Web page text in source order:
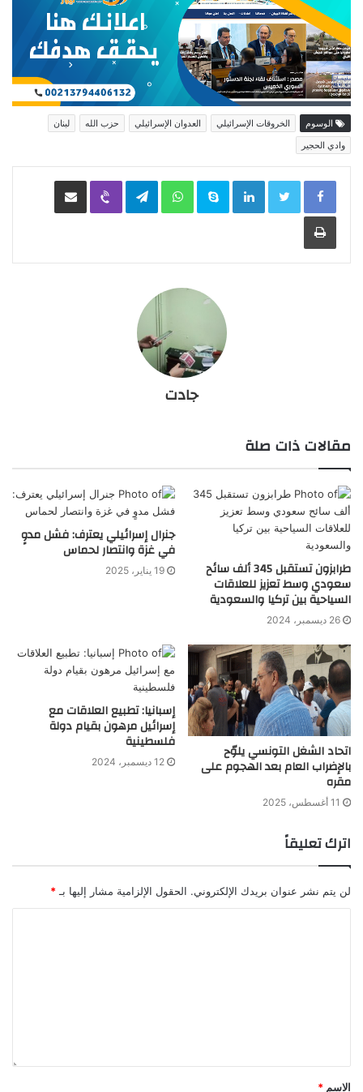
الوسوم الخروقات الإسرائيلي العدوان الإسرائيلي حزب الله
لبنان
وادي الحجير
LinkedIn
Skype
WhatsApp
Telegram
Viber مشاركة عبر البريد
طباعة
جادت
مقالات ذات صلة
طرابزون تستقبل 345 ألف سائح
سعودي وسط تعزيز للعلاقات
السياحية بين تركيا والسعودية
26 ديسمبر، 2024
جنرال إسرائيلي يعترف: فشل مدوٍ
في غزة وانتصار لحماس
19 يناير، 2025
اتحاد الشغل التونسي يلوّح
بالإضراب العام بعد الهجوم على
مقره
11 أغسطس، 2025
إسبانيا: تطبيع العلاقات مع
إسرائيل مرهون بقيام دولة
فلسطينية
12 ديسمبر، 2024
اترك تعليقاً
لن يتم نشر عنوان بريدك الإلكتروني. الحقول الإلزامية مشار إليها بـ *
الاسم *